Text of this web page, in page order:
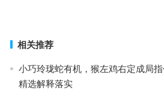
相关推荐
小巧玲珑蛇有机，猴左鸡右定成局
精选解释落实